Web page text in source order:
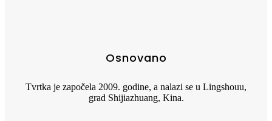
Osnovano
Tvrtka je započela 2009. godine, a nalazi se u Lingshouu,
grad Shijiazhuang, Kina.